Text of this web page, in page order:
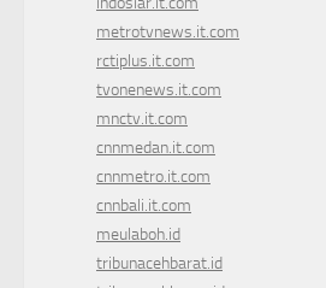
metrotvnews.it.com
rctiplus.it.com
tvonenews.it.com
mnctv.it.com
cnnmedan.it.com
cnnmetro.it.com
cnnbali.it.com
meulaboh.id
tribunacehbarat.id